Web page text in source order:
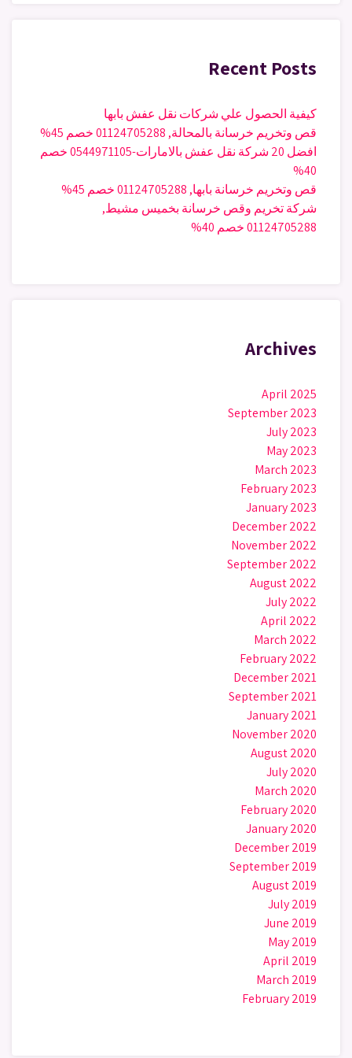
Recent Posts
كيفية الحصول علي شركات نقل عفش بابها
قص وتخريم خرسانة بالمحالة, 01124705288 خصم 45%
افضل 20 شركة نقل عفش بالامارات-0544971105 خصم
40%
قص وتخريم خرسانة بابها, 01124705288 خصم 45%
شركة تخريم وقص خرسانة بخميس مشيط,
01124705288 خصم 40%
Archives
April 2025
September 2023
July 2023
May 2023
March 2023
February 2023
January 2023
December 2022
November 2022
September 2022
August 2022
July 2022
April 2022
March 2022
February 2022
December 2021
September 2021
January 2021
November 2020
August 2020
July 2020
March 2020
February 2020
January 2020
December 2019
September 2019
August 2019
July 2019
June 2019
May 2019
April 2019
March 2019
February 2019